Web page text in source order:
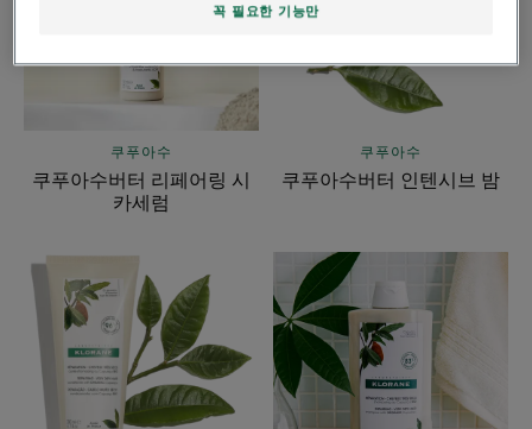
리
페
링
시
럼
쿠푸아수
쿠푸아수버터 리페어링 시
카세럼
인
텐
브
밤
쿠푸아수
쿠푸아수버터 인텐시브 밤
푸
아
수
버
터
아
수
버
터
꼭 필요한 기능만